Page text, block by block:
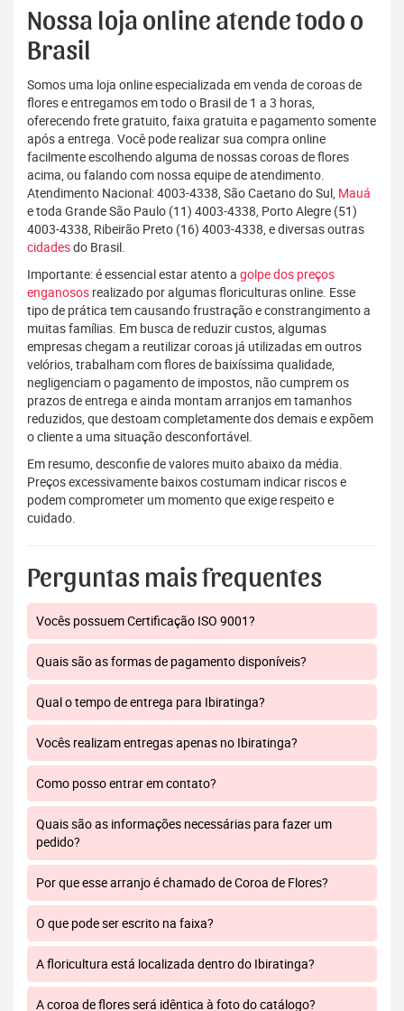
Nossa loja online atende todo o
Brasil
Somos uma loja online especializada em venda de coroas de
flores e entregamos em todo o Brasil de 1 a 3 horas,
oferecendo frete gratuito, faixa gratuita e pagamento somente
após a entrega. Você pode realizar sua compra online
facilmente escolhendo alguma de nossas coroas de flores
acima, ou falando com nossa equipe de atendimento.
Atendimento Nacional: 4003-4338, São Caetano do Sul, Mauá
e toda Grande São Paulo (11) 4003-4338, Porto Alegre (51)
4003-4338, Ribeirão Preto (16) 4003-4338, e diversas outras
cidadesdo Brasil.
Importante: é essencial estar atento a golpe dos preços
enganosos realizado por algumas floriculturas online. Esse
tipo de prática tem causando frustração e constrangimento a
muitas famílias. Em busca de reduzir custos, algumas
empresas chegam a reutilizar coroas já utilizadas em outros
velórios, trabalham com flores de baixíssima qualidade,
negligenciam o pagamento de impostos, não cumprem os
prazos de entrega e ainda montam arranjos em tamanhos
reduzidos, que destoam completamente dos demais e expõem
o cliente a uma situação desconfortável.
Em resumo, desconfie de valores muito abaixo da média.
Preços excessivamente baixos costumam indicar riscos e
podem comprometer um momento que exige respeito e
cuidado.
Perguntas mais frequentes
Vocês possuem Certificação ISO 9001?
Quais são as formas de pagamento disponíveis?
Qual o tempo de entrega para Ibiratinga?
Vocês realizam entregas apenas no Ibiratinga?
Como posso entrar em contato?
Quais são as informações necessárias para fazer um
pedido?
Por que esse arranjo é chamado de Coroa de Flores?
O que pode ser escrito na faixa?
A floricultura está localizada dentro do Ibiratinga?
A coroa de flores será idêntica à foto do catálogo?